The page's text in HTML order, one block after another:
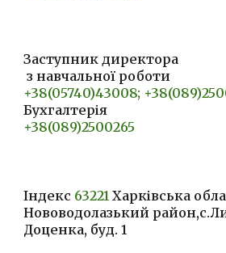
Заступник директора
з навчальної роботи
+38(05740)43008;
Бухгалтерія
+38(089)2500265
Індекс 63221 Харківська
Нововодолазький
Доценка, буд. 1